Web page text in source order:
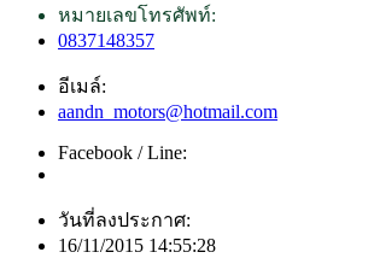
หมายเลขโทรศัพท์:
0837148357
อีเมล์:
aandn_motors@hotmail.com
Facebook / Line:
วันที่ลงประกาศ:
16/11/2015 14:55:28